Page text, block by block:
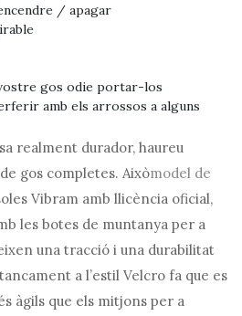
/ apagar
gos odie portar-los
amb els arrossos a alguns
realment durador, haureu
gos completes. Aixòmodel de
Vibram amb llicència oficial,
les botes de muntanya per a
una tracció i una durabilitat
a l’estil Velcro fa que es
àgils que els mitjons per a